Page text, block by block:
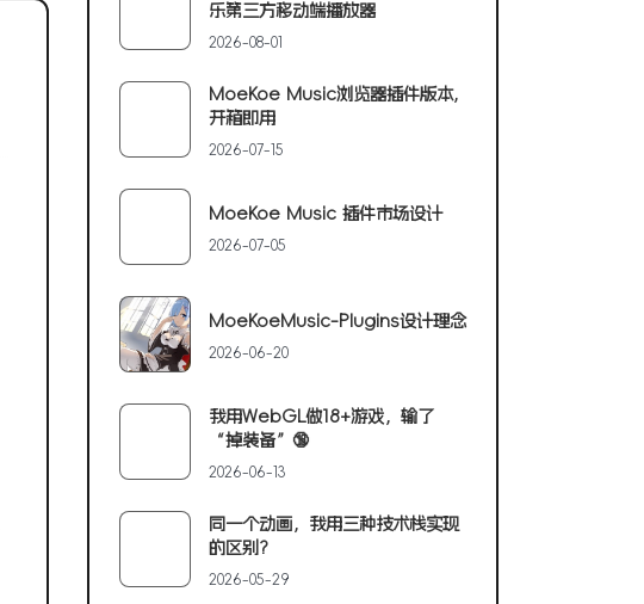
乐第三方移动端播放器
2026-08-01
MoeKoe Music浏览器插件版本,
开箱即用
2026-07-15
MoeKoe Music 插件市场设计
2026-07-05
MoeKoeMusic-Plugins设计理念
2026-06-20
我用WebGL做18+游戏，输了
“掉装备”🔞
2026-06-13
同一个动画，我用三种技术栈实现
的区别?
2026-05-29